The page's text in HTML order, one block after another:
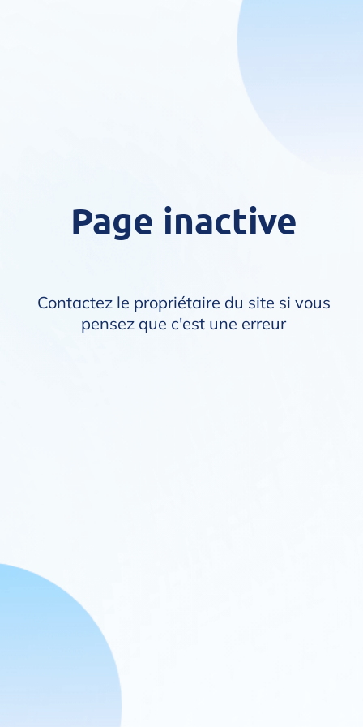
Page inactive
Contactez le propriétaire du site si vous
pensez que c'est une erreur